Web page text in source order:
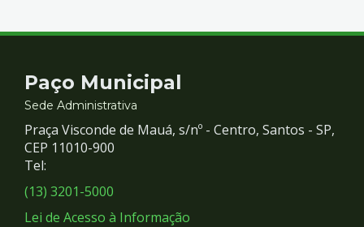
Contato
e
Redes
Sociais
Paço Municipal
Sede Administrativa
Praça Visconde de Mauá, s/nº - Centro, Santos - SP,
CEP 11010-900
Tel:
(13) 3201-5000
Lei de Acesso à Informação